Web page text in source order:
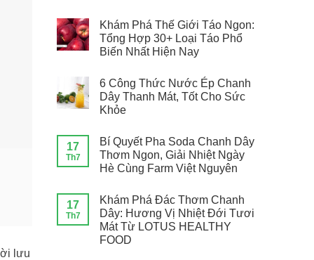
lưu
Khám Phá Thế Giới Táo Ngon:
Tổng Hợp 30+ Loại Táo Phổ
Biến Nhất Hiện Nay
6 Công Thức Nước Ép Chanh
Dây Thanh Mát, Tốt Cho Sức
Khỏe
17
Th7
Bí Quyết Pha Soda Chanh Dây
Thơm Ngon, Giải Nhiệt Ngày
Hè Cùng Farm Việt Nguyên
17
Th7
Khám Phá Đác Thơm Chanh
Dây: Hương Vị Nhiệt Đới Tươi
Mát Từ LOTUS HEALTHY
FOOD